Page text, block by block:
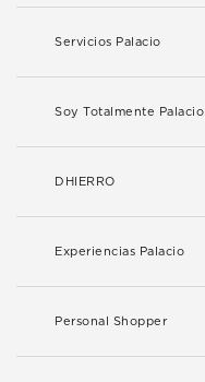
Servicios Palacio
Soy Totalmente Palacio
DHIERRO
Experiencias Palacio
Personal Shopper